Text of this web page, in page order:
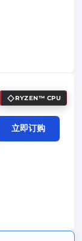
RYZEN™ CPU
立即订购